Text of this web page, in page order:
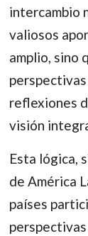
intercambio
valiosos
amplio, sino
reflexiones
visión
Esta lógica,
de América
países